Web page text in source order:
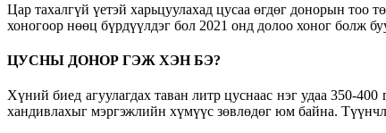
Цар тахалгүй үетэй харьцуулахад цусаа өгдөг донорын тоо
хоногоор нөөц бүрдүүлдэг бол 2021 онд долоо хоног болж
ЦУСНЫ ДОНОР ГЭЖ ХЭН БЭ?
Хүний биед агуулагдах таван литр цуснаас нэг удаа 350-
хандивлахыг мэргэжлийн хүмүүс зөвлөдөг юм байна.